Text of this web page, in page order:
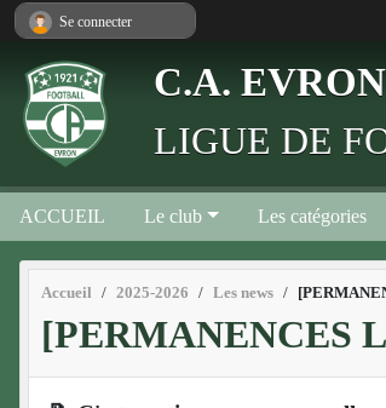
C.A.
LIGUE DE
ACCUEIL Le club Les catégories
Accueil 2025-2026 Les news
[PERMANENCES
Se connecter
Panneau de gestion des cookies